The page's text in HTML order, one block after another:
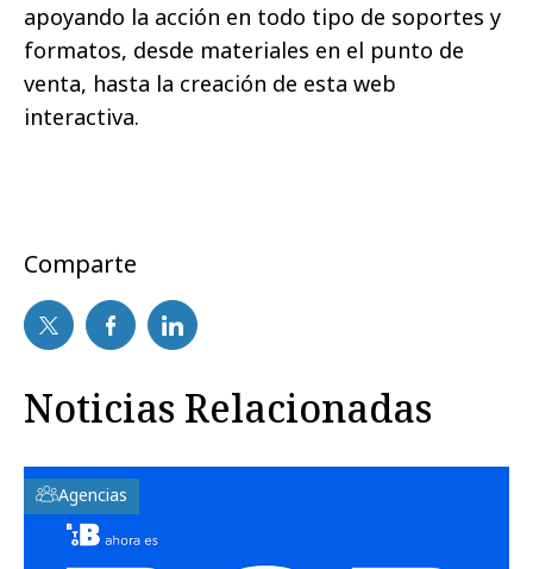
apoyando la acción en todo tipo de soportes y
formatos, desde materiales en el punto de
venta, hasta la creación de esta web
interactiva.
Comparte
Noticias Relacionadas
Agencias